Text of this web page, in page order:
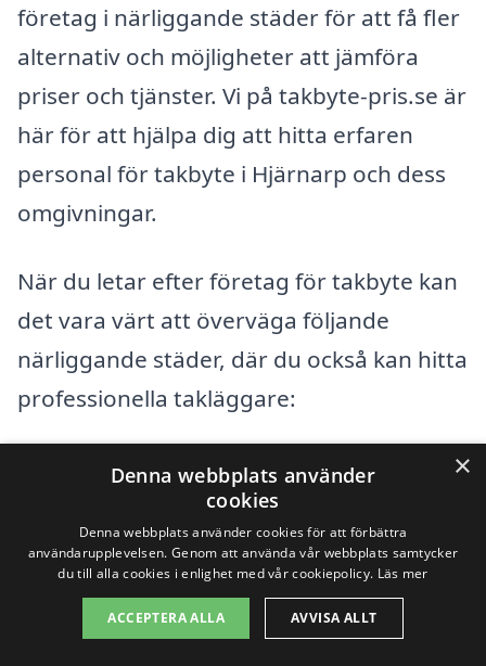
företag i närliggande städer för att få fler
alternativ och möjligheter att jämföra
priser och tjänster. Vi på takbyte-pris.se är
här för att hjälpa dig att hitta erfaren
personal för takbyte i Hjärnarp och dess
omgivningar.
När du letar efter företag för takbyte kan
det vara värt att överväga följande
närliggande städer, där du också kan hitta
professionella takläggare:
Ängelholm
Rögle
Munka-Ljungby
Vallåkra
×
Denna webbplats använder
cookies
Denna webbplats använder cookies för att förbättra
användarupplevelsen. Genom att använda vår webbplats samtycker
du till alla cookies i enlighet med vår cookiepolicy. Läs mer
ACCEPTERA ALLA AVVISA ALLT